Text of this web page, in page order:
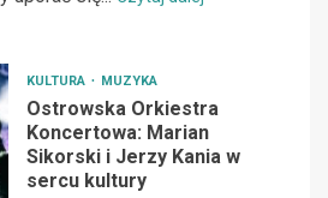
KULTURA MUZYKA
Ostrowska Orkiestra
Koncertowa: Marian
Sikorski i Jerzy Kania w
sercu kultury